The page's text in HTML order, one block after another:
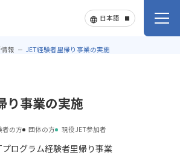
報 JET経験者里帰り事業の実施
り事業の実施
者の方 団体の方 現役JET参加者